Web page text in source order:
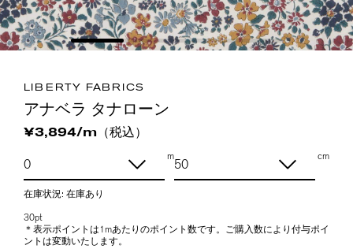
LIBERTY FABRICS
アナベラ タナローン
¥3,894/m（税込）
m cm
在庫状況: 在庫あり
30pt
＊表示ポイントは1mあたりのポイント数です。ご購入数により付与ポイ
ントは変動いたします。